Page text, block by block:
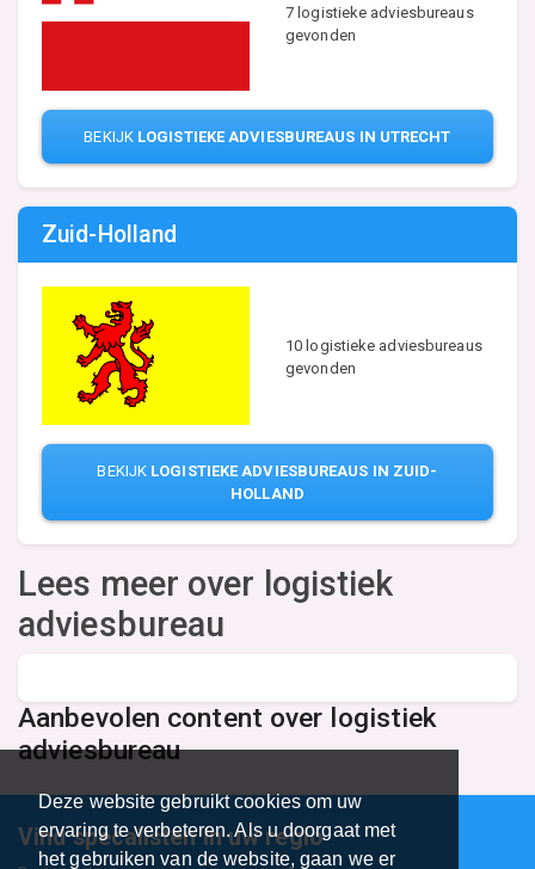
Deze website gebruikt cookies om uw
ervaring te verbeteren. Als u doorgaat met
het gebruiken van de website, gaan we er
7 logistieke adviesbureaus
gevonden
BEKIJK LOGISTIEKE ADVIESBUREAUS IN UTRECHT
Zuid-Holland
10 logistieke adviesbureaus
gevonden
BEKIJK LOGISTIEKE ADVIESBUREAUS IN ZUID-
HOLLAND
Lees meer over logistiek
adviesbureau
Aanbevolen content over logistiek
adviesbureau
Vind specalisten in uw regio